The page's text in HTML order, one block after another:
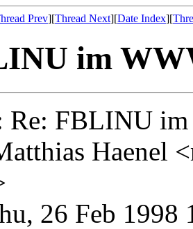
Prev][Thread Next][Date Index][
im
Re: FBLINU
Haenel
26 Feb